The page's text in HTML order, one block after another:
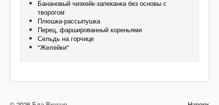
Банановый чизкейк-запеканка без основы с
творогом
Плюшка-рассыпушка
Перец, фаршированный кореньями
Сельдь на горчице
"Желейки"